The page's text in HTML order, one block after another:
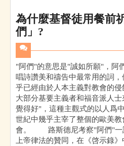
為什麼基督徒用餐前
們」?
"阿們"的意思是"誠如所願"，阿
唱詩讚美和禱告中最常用的詞
乎已經由於人本主義對教會的
大部分基要主義者和福音派人
覺得好"，這種主觀式的以人爲
世紀中幾乎主宰了整個的歐美
會。 路斯德尼考察"阿們"一
上帝律法的贊同，在《啓示錄